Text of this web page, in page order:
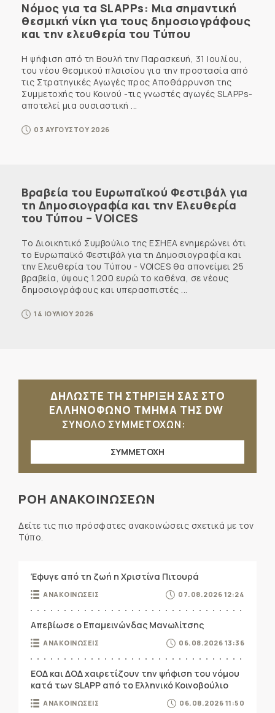
Νόμος για τα SLAPPs: Μια σημαντική
θεσμική νίκη για τους δημοσιογράφους
και την ελευθερία του Τύπου
Η ψήφιση από τη Βουλή την Παρασκευή, 31 Ιουλίου,
του νέου θεσμικού πλαισίου για την προστασία από
τις Στρατηγικές Αγωγές προς Αποθάρρυνση της
Συμμετοχής του Κοινού -τις γνωστές αγωγές SLAPPs-
αποτελεί μια ουσιαστική ...
03 ΑΥΓΟΥΣΤΟΥ 2026
Βραβεία του Ευρωπαϊκού Φεστιβάλ για
τη Δημοσιογραφία και την Ελευθερία
του Τύπου – VOICES
Το Διοικητικό Συμβούλιο της ΕΣΗΕΑ ενημερώνει ότι
το Ευρωπαϊκό Φεστιβάλ για τη Δημοσιογραφία και
την Ελευθερία του Τύπου - VOICES θα απονείμει 25
βραβεία, ύψους 1.200 ευρώ το καθένα, σε νέους
δημοσιογράφους και υπερασπιστές ...
14 ΙΟΥΛΙΟΥ 2026
ΔΗΛΩΣΤΕ ΤΗ ΣΤΗΡΙΞΗ ΣΑΣ ΣΤΟ
ΕΛΛΗΝΟΦΩΝΟ ΤΜΗΜΑ ΤΗΣ DW
ΣΥΝΟΛΟ ΣΥΜΜΕΤΟΧΩΝ:
ΣΥΜΜΕΤΟΧΗ
ΡΟΗ ΑΝΑΚΟΙΝΩΣΕΩΝ
Δείτε τις πιο πρόσφατες ανακοινώσεις σχετικά με τον
Τύπο.
Έφυγε από τη ζωή η Χριστίνα Πιτουρά
ΑΝΑΚΟΙΝΩΣΕΙΣ 07.08.2026 12:24
Απεβίωσε ο Επαμεινώνδας Μανωλίτσης
ΑΝΑΚΟΙΝΩΣΕΙΣ 06.08.2026 13:36
ΕΟΔ και ΔΟΔ χαιρετίζουν την ψήφιση του νόμου
κατά των SLAPP από το Ελληνικό Κοινοβούλιο
ΑΝΑΚΟΙΝΩΣΕΙΣ 06.08.2026 11:50